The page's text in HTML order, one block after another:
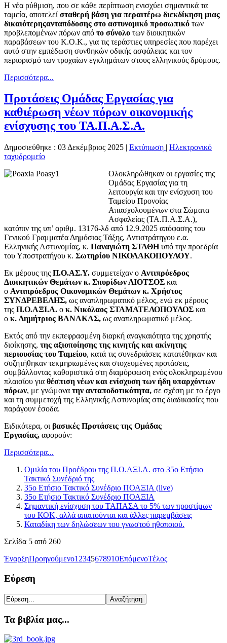
Η νέα ρύθμιση, που σε κάθε περίπτωση ενισχύει σημαντικά τα
ταμεία, αποτελεί σταθερή βάση για περαιτέρω διεκδίκηση μιας
δικαιότερηςανταπόδοσης στο αστυνομικό προσωπικό των
προβλεπομένων πόρων από το σύνολο των διοικητικών
παραβάσεων του Κ.Ο.Κ., για τις τεράστιες υπηρεσίες που παρέχει
αυτό στην εμπέδωση συνθηκών οδικής ασφάλειας και τον
περιορισμό των τροχαίων εγκλημάτων στους ελληνικούς δρόμους.
Περισσότερα...
Προτάσεις Ομάδας Εργασίας για
καθιέρωση νέων πόρων οικονομικής
ενίσχυσης του ΤΑ.Π.Α.Σ.Α.
Δημοσιεύθηκε : 03 Δεκέμβριος 2025 | Εκτύπωση | Ηλεκτρονικό
ταχυδρομείο
Ολοκληρώθηκαν οι εργασίες της
Ομάδας Εργασίας για τη
λειτουργία και την ενίσχυση του
Ταμείου Προνοίας
Απασχολουμένων στα Σώματα
Ασφαλείας (ΤΑ.Π.Α.Σ.Α.),
κατόπιν της υπ’ αριθμ. 13176-λδ από 12.9.2025 απόφασης του
Γενικού Γραμματέα Δημόσιας Τάξης, Αντιστράτηγου ε.α.
Ελληνικής Αστυνομίας, κ. Παναγιώτη ΣΤΑΘΗυπό την προεδρία
του Υποστρατήγου κ. Σωτηρίου ΝΙΚΟΛΑΚΟΠΟΥΛΟΥ.
Εκ μέρους της Π.Ο.ΑΣ.Υ. συμμετείχαν ο Αντιπρόεδρος
Διοικητικών Θεμάτων κ. Σπυρίδων ΛΙΟΤΣΟΣ και
ο Αντιπρόεδρος Οικονομικών Θεμάτων κ. Χρήστος
ΣΥΝΔΡΕΒΕΛΗΣ, ως αναπληρωματικό μέλος, ενώ εκ μέρους
της Π.Ο.ΑΞΙ.Α. ο κ. Νικόλαος ΣΤΑΜΑΤΕΛΟΠΟΥΛΟΣ και
ο κ. Δημήτριος ΒΑΝΑΚΑΣ, ως αναπληρωματικό μέλος.
Εκτός από την εκπεφρασμένη διαρκή αναγκαιότητα της χρηστής
διοίκησης, της αξιοποίησης της κινητής και ακίνητης
περιουσίας του Ταμείου, κατά τις συνεδριάσεις κατατέθηκαν και
συζητήθηκαν τεκμηριωμένες και στοχευμένες προτάσεις,
συμβάλλοντας καθοριστικά στη διαμόρφωση ενός ολοκληρωμένου
πλαισίου για θέσπιση νέων και ενίσχυση των ήδη υπαρχόντων
πόρων, με γνώμονα την ανταποδοτικότητα, σε σχέση με το έργο
και τη συμμετοχή της Ελληνικής Αστυνομίας στις διαδικασίες που
παράγουν έσοδα.
Ειδικότερα, οι βασικές Προτάσεις της Ομάδας
Εργασίας, αφορούν:
Περισσότερα...
Ομιλία του Προέδρου της Π.Ο.ΑΞΙ.Α. στο 35ο Ετήσιο
Τακτικό Συνέδριό της
35ο Ετήσιο Τακτικό Συνέδριο ΠΟΑΞΙΑ (live)
35o Ετήσιο Τακτικό Συνέδριο ΠΟΑΞΙΑ
Σημαντική ενίσχυση του ΤΑΠΑΣΑ το 5% των προστίμων
του ΚΟΚ, αλλά απαιτούνται και άλλες παρεμβάσεις
Καταδίκη των δηλώσεων του γνωστού ηθοποιού.
Σελίδα 5 από 260
ΈναρξηΠροηγούμενο1 2345678910ΕπόμενοΤέλος
Εύρεση
Τα βιβλία μας...